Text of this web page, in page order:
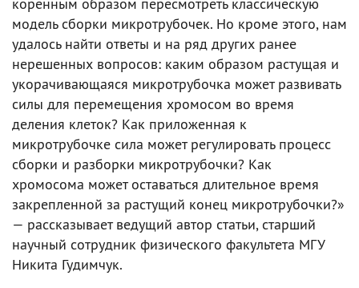
модель сборки микротрубочек. Но кроме этого, нам
удалось найти ответы и на ряд других ранее
нерешенных вопросов: каким образом растущая и
укорачивающаяся микротрубочка может развивать
силы для перемещения хромосом во время
деления клеток? Как приложенная к
микротрубочке сила может регулировать процесс
сборки и разборки микротрубочки? Как
хромосома может оставаться длительное время
закрепленной за растущий конец микротрубочки?»
— рассказывает ведущий автор статьи, старший
научный сотрудник физического факультета МГУ
Никита Гудимчук.